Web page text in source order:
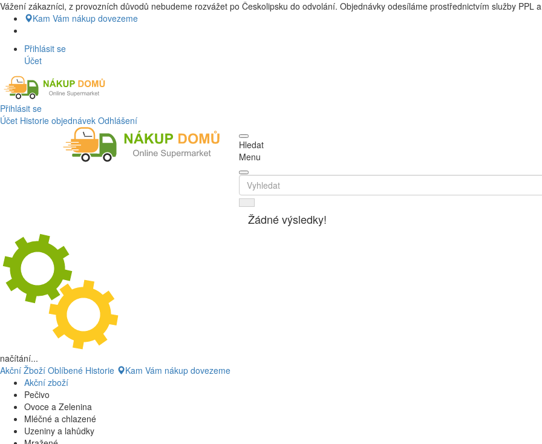
Nákup Potraviny domů, Nákup potraviny online, Čerstvé potraviny dovezeme až k vašim dveřím. Česká lípa
Vážení zákazníci, z provozních důvodů nebudeme rozvážet po Českolipsku do odvolání. Objednávky odesíláme prostřednictvím služby PPL
Kam Vám nákup dovezeme
Přihlásit se
Účet
Přihlásit se
Účet Historie objednávek Odhlášení
Hledat
Menu
Žádné výsledky!
načítání...
Akční Žboží Oblíbené Historie
Kam Vám nákup dovezeme
Akční zboží
Pečivo
Ovoce a Zelenina
Mléčné a chlazené
Uzeniny a lahůdky